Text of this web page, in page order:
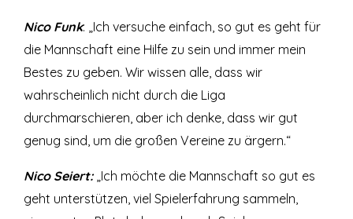
Nico Funk: „Ich versuche einfach, so gut es geht für
die Mannschaft eine Hilfe zu sein und immer mein
Bestes zu geben. Wir wissen alle, dass wir
wahrscheinlich nicht durch die Liga
durchmarschieren, aber ich denke, dass wir gut
genug sind, um die großen Vereine zu ärgern.“
Nico Seiert:„Ich möchte die Mannschaft so gut es
geht unterstützen, viel Spielerfahrung sammeln,